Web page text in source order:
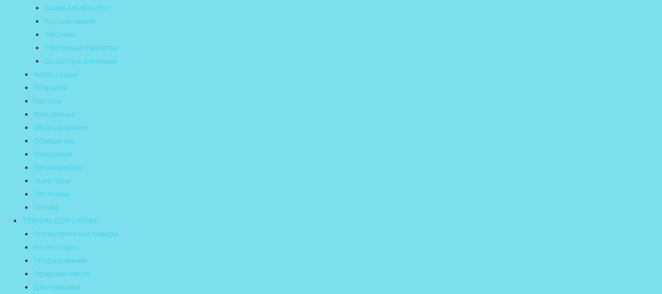
Химия AquaDoctor
Русская химия
Тестеры
Тестерные таблетки
Дозаторы для химии
Аксессуары
Покрытия
Насосы
Фильтрация
Оборудование
Освещение
Закладные
Дезинфекция
Пылесосы
Лестницы
Пленка
ТОВАРЫ ДЛЯ САУНЫ
Посмотреть все товары
Аксессуары
Оборудование
Эфирные масла
Для хаммама